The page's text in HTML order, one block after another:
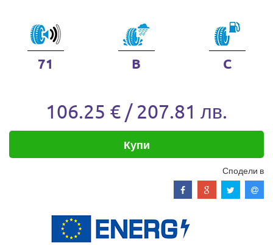
71 B C
106.25 € / 207.81 лв.
Купи
Сподели в